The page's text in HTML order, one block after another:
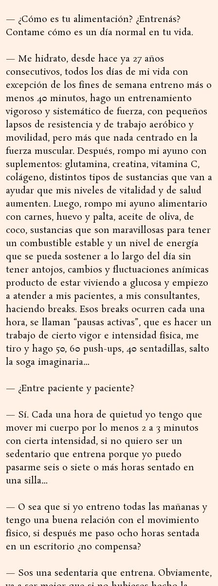
— ¿Cómo es tu alimentación? ¿Entrenás?
Contame cómo es un día normal en tu vida.
— Me hidrato, desde hace ya 27 años
consecutivos, todos los días de mi vida con
excepción de los fines de semana entreno más o
menos 40 minutos, hago un entrenamiento
vigoroso y sistemático de fuerza, con pequeños
lapsos de resistencia y de trabajo aeróbico y
movilidad, pero más que nada centrado en la
fuerza muscular. Después, rompo mi ayuno con
suplementos: glutamina, creatina, vitamina C,
colágeno, distintos tipos de sustancias que van a
ayudar que mis niveles de vitalidad y de salud
aumenten. Luego, rompo mi ayuno alimentario
con carnes, huevo y palta, aceite de oliva, de
coco, sustancias que son maravillosas para tener
un combustible estable y un nivel de energía
que se pueda sostener a lo largo del día sin
tener antojos, cambios y fluctuaciones anímicas
producto de estar viviendo a glucosa y empiezo
a atender a mis pacientes, a mis consultantes,
haciendo breaks. Esos breaks ocurren cada una
hora, se llaman “pausas activas”, que es hacer un
trabajo de cierto vigor e intensidad física, me
tiro y hago 50, 60 push-ups, 40 sentadillas, salto
la soga imaginaria…
— ¿Entre paciente y paciente?
— Sí. Cada una hora de quietud yo tengo que
mover mi cuerpo por lo menos 2 a 3 minutos
con cierta intensidad, si no quiero ser un
sedentario que entrena porque yo puedo
pasarme seis o siete o más horas sentado en
una silla…
— O sea que si yo entreno todas las mañanas y
tengo una buena relación con el movimiento
físico, si después me paso ocho horas sentada
en un escritorio ¿no compensa?
— Sos una sedentaria que entrena. Obviamente,